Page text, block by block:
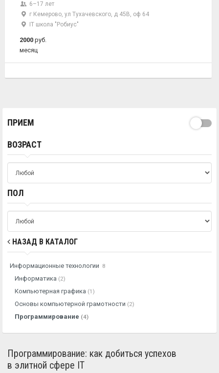
6–17 лет
г Кемерово, ул Тухачевского, д 45В, оф 64
IT школа "Робиус"
2000 руб.
месяц
ПРИЕМ
ВОЗРАСТ
ПОЛ
НАЗАД В КАТАЛОГ
Информационные технологии 8
Информатика (2)
Компьютерная графика (1)
Основы компьютерной грамотности (2)
Программирование (4)
Программирование: как добиться успехов
в элитной сфере IT